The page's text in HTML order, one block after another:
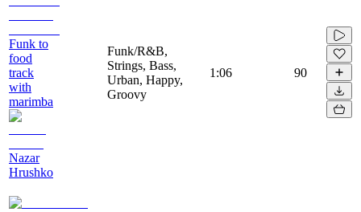
Funk to
food
track
with
marimba
Nazar
Hrushko
Funk/R&B,
Strings, Bass,
Urban, Happy,
Groovy
1:06 90